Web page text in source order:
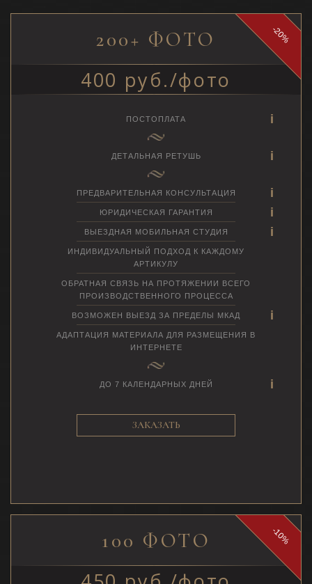
-20%
200+ ФОТО
400 руб./фото
ПОСТОПЛАТА
ДЕТАЛЬНАЯ РЕТУШЬ
ПРЕДВАРИТЕЛЬНАЯ КОНСУЛЬТАЦИЯ
ЮРИДИЧЕСКАЯ ГАРАНТИЯ
ВЫЕЗДНАЯ МОБИЛЬНАЯ СТУДИЯ
ИНДИВИДУАЛЬНЫЙ ПОДХОД К КАЖДОМУ
АРТИКУЛУ
ОБРАТНАЯ СВЯЗЬ НА ПРОТЯЖЕНИИ ВСЕГО
ПРОИЗВОДСТВЕННОГО ПРОЦЕССА
ВОЗМОЖЕН ВЫЕЗД ЗА ПРЕДЕЛЫ МКАД
АДАПТАЦИЯ МАТЕРИАЛА ДЛЯ РАЗМЕЩЕНИЯ В
ИНТЕРНЕТЕ
ДО 7 КАЛЕНДАРНЫХ ДНЕЙ
ЗАКАЗАТЬ
-10%
100 ФОТО